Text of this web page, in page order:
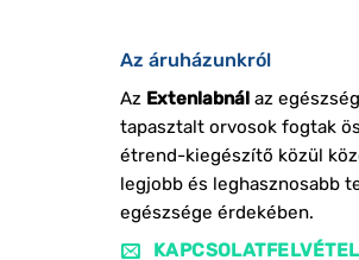
Az áruházunkról
Az Extenlabnálaz
tapasztalt orvosok fogtak
étrend-kiegészítő közül
legjobb és leghasznosabb
egészsége érdekében.
KAPCSOLATFELVÉTEL